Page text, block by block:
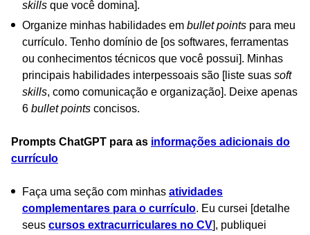
skills que você domina].
Organize minhas habilidades em bullet points para meu
currículo. Tenho domínio de [os softwares, ferramentas
ou conhecimentos técnicos que você possui]. Minhas
principais habilidades interpessoais são [liste suas soft
skills, como comunicação e organização]. Deixe apenas
6 bullet points concisos.
Prompts ChatGPT para as informações adicionais do
currículo
Faça uma seção com minhas atividades
complementares para o currículo. Eu cursei [detalhe
seus cursos extracurriculares no CV], publiquei